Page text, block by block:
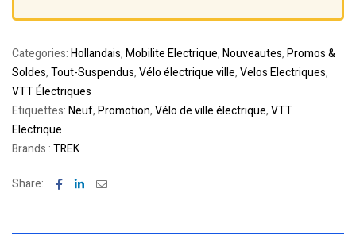
Categories:Hollandais,Mobilite Electrique,Nouveautes,Promos &
Soldes,Tout-Suspendus,Vélo électrique ville,Velos Electriques,
VTT Électriques
Etiquettes:Neuf,Promotion,Vélo de ville électrique,VTT
Electrique
Brands :TREK
Share: Facebook
LinkedinEmail